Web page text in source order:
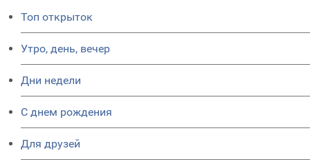
Топ открыток
Утро, день, вечер
Дни недели
C днем рождения
Для друзей